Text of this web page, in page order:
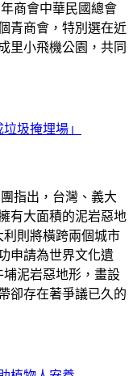
商會中華民國總會
青商會，特別選在近
里小飛機公園，共同
圾掩埋場」
指出，台灣、義大
有大面積的泥岩惡地
則將橫跨兩個城市
申請為世界文化遺
泥岩惡地形，畫設
卻存在著爭議已久的